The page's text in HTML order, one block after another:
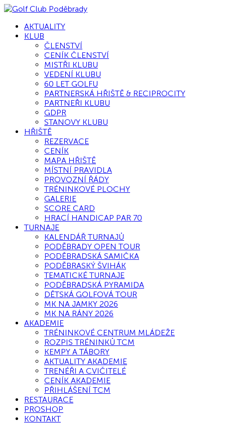
AKTUALITY
KLUB
ČLENSTVÍ
CENÍK ČLENSTVÍ
MISTŘI KLUBU
VEDENÍ KLUBU
60 LET GOLFU
PARTNERSKÁ HŘIŠTĚ & RECIPROCITY
PARTNEŘI KLUBU
GDPR
STANOVY KLUBU
HŘIŠTĚ
REZERVACE
CENÍK
MAPA HŘIŠTĚ
MÍSTNÍ PRAVIDLA
PROVOZNÍ ŘÁDY
TRÉNINKOVÉ PLOCHY
GALERIE
SCORE CARD
HRACÍ HANDICAP PAR 70
TURNAJE
KALENDÁŘ TURNAJŮ
PODĚBRADY OPEN TOUR
PODĚBRADSKÁ SAMIČKA
PODĚBRASKÝ ŠVIHÁK
TEMATICKÉ TURNAJE
PODĚBRADSKÁ PYRAMIDA
DĚTSKÁ GOLFOVÁ TOUR
MK NA JAMKY 2026
MK NA RÁNY 2026
AKADEMIE
TRÉNINKOVÉ CENTRUM MLÁDEŽE
ROZPIS TRÉNINKŮ TCM
KEMPY A TÁBORY
AKTUALITY AKADEMIE
TRENÉŘI A CVIČITELÉ
CENÍK AKADEMIE
PŘIHLÁŠENÍ TCM
RESTAURACE
PROSHOP
KONTAKT